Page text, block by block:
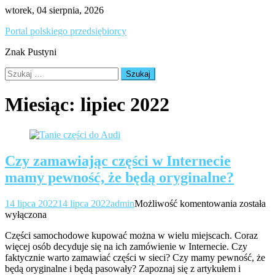
Skip
content
wtorek, 04 sierpnia, 2026
Portal polskiego przedsiębiorcy
Znak Pustyni
Szukaj:
Miesiąc: lipiec 2022
Czy zamawiając części w Internecie
mamy pewność, że będą oryginalne?
14 lipca 202214 lipca 2022adminMożliwość komentowania Czy
w
mamy
została
wyłączona
Części samochodowe kupować można w wielu miejscach. Coraz
więcej osób decyduje się na ich zamówienie w Internecie. Czy
faktycznie warto zamawiać części w sieci? Czy mamy pewność, że
będą oryginalne i będą pasowały? Zapoznaj się z artykułem i